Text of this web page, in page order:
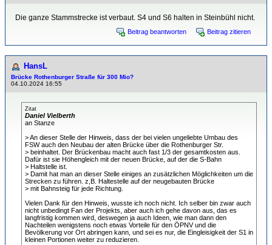
Die ganze Stammstrecke ist verbaut. S4 und S6 halten in Steinbühl nicht.
Beitrag beantworten Beitrag zitieren
HansL
Brücke Rothenburger Straße für 300 Mio?
04.10.2024 16:55
Zitat
Daniel Vielberth
an Stanze
> An dieser Stelle der Hinweis, dass der bei vielen ungeliebte Umbau des
FSW auch den Neubau der alten Brücke über die Rothenburger Str.
> beinhaltet. Der Brückenbau macht auch fast 1/3 der gesamtkosten aus.
Dafür ist sie Höhengleich mit der neuen Brücke, auf der die S-Bahn
> Haltstelle ist.
> Damit hat man an dieser Stelle einiges an zusätzlichen Möglichkeiten um die
Strecken zu führen. z,B. Haltestelle auf der neugebauten Brücke
> mit Bahnsteig für jede Richtung.
Vielen Dank für den Hinweis, wusste ich noch nicht. Ich selber bin zwar auch
nicht unbedingt Fan der Projekts, aber auch ich gehe davon aus, das es
langfristig kommen wird, deswegen ja auch Ideen, wie man dann den
Nachteilen wenigstens noch etwas Vorteile für den ÖPNV und die
Bevölkerung vor Ort abringen kann, und sei es nur, die Eingleisigkeit der S1 in
kleinen Portionen weiter zu reduzieren.